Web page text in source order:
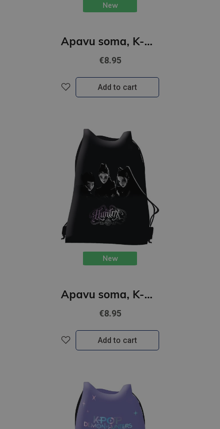
New
Apavu soma, K-POP Demon Hunters, ceriņu krāsā
€8.95
Add to cart
New
Apavu soma, K-POP Demon Hunters, melns
€8.95
Add to cart